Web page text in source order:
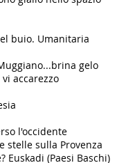
buio. Umanitaria
gelo
accarezzo
l'occidente
stelle sulla Provenza
Euskadi (Paesi Baschi)